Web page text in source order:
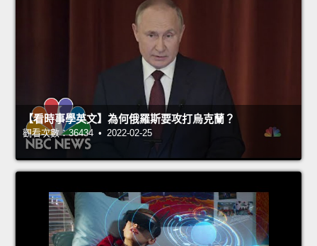
【看時事學英文】為何俄羅斯要攻打烏克蘭？
觀看次數：36434 • 2022-02-25